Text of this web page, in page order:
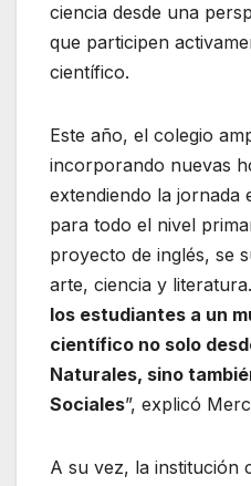
ciencia desde una
que participen
científico.
Este año, el colegio
incorporando nuevas
extendiendo la jornada
para todo el nivel
proyecto de inglés, se
arte, ciencia y
los estudiantes a un
científico no solo
Naturales, sino
Sociales”, explicó
A su vez, la institución